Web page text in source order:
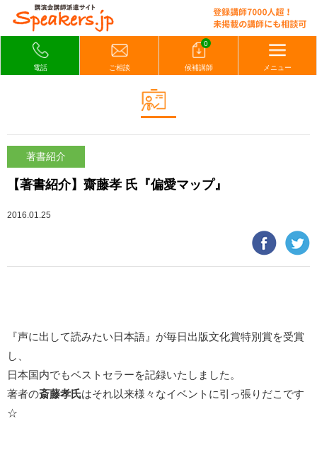
電話 ご相談
0
候補講師 メニュー
著書紹介
【著書紹介】齋藤孝 氏『偏愛マップ』
2016.01.25
『声に出して読みたい日本語』が毎日出版文化賞特別賞を受賞
し、
日本国内でもベストセラーを記録いたしました。
著者の斎藤孝氏はそれ以来様々なイベントに引っ張りだこです
☆